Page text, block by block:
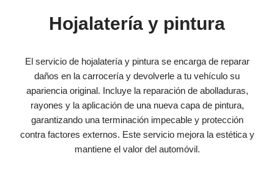
Hojalatería y pintura
El servicio de hojalatería y pintura se encarga de reparar
daños en la carrocería y devolverle a tu vehículo su
apariencia original. Incluye la reparación de abolladuras,
rayones y la aplicación de una nueva capa de pintura,
garantizando una terminación impecable y protección
contra factores externos. Este servicio mejora la estética y
mantiene el valor del automóvil.